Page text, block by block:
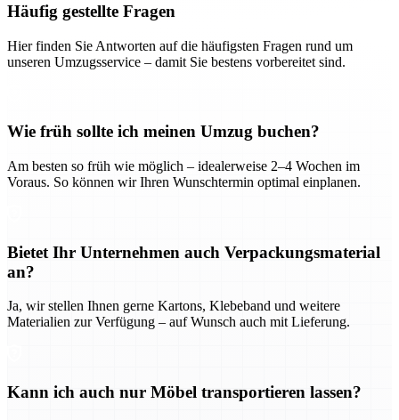
Häufig gestellte Fragen
Hier finden Sie Antworten auf die häufigsten Fragen rund um
unseren Umzugsservice – damit Sie bestens vorbereitet sind.
Wie früh sollte ich meinen Umzug buchen?
Am besten so früh wie möglich – idealerweise 2–4 Wochen im
Voraus. So können wir Ihren Wunschtermin optimal einplanen.
Bietet Ihr Unternehmen auch Verpackungsmaterial
an?
Ja, wir stellen Ihnen gerne Kartons, Klebeband und weitere
Materialien zur Verfügung – auf Wunsch auch mit Lieferung.
Kann ich auch nur Möbel transportieren lassen?